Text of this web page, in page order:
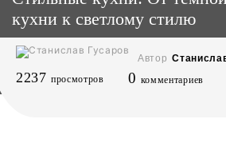
кухни к светлому стилю
Автор
2237 просмотров 0 комментариев